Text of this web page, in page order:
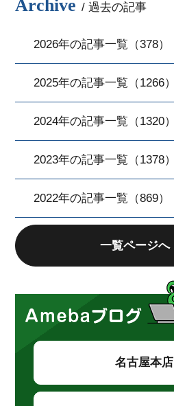
Archive / 過去の記事
2026年の記事一覧（378）
2025年の記事一覧（1266）
2024年の記事一覧（1320）
2023年の記事一覧（1378）
2022年の記事一覧（869）
一覧ページへ
名古屋本店